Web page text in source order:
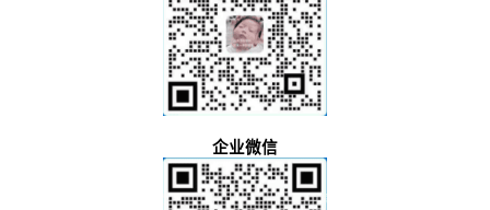
企业微信